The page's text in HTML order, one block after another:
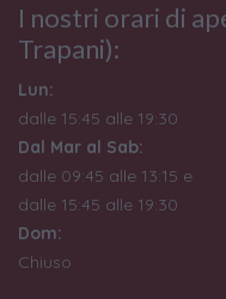
I nostri orari di
Trapani):
Lun:
dalle 15:45 alle 19:30
Dal Mar al Sab:
dalle 09:45 alle 13:15 e
dalle 15:45 alle 19:30
Dom:
Chiuso